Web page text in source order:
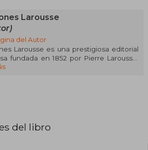
Larousse
del Autor
Larousse es una prestigiosa editorial
fundada en 1852 por Pierre Larousse,
a la difusión del conocimiento a través
"Mi primer Larousse de Historia",
del libro